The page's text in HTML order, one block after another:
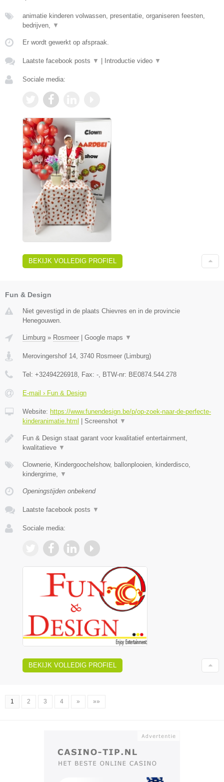
animatie kinderen volwassen, presentatie, organiseren feesten,
bedrijven,
▼
Er wordt gewerkt op afspraak.
Laatste facebook posts ▼ | Introductie video ▼
Sociale media:
BEKIJK VOLLEDIG PROFIEL
Fun & Design
Niet gevestigd in de plaats Chievres en in de provincie
Henegouwen.
Limburg » Rosmeer | Google maps ▼
Merovingershof 14 3740 Rosmeer (Limburg)
Tel: +32494226918 , Fax: - , BTW-nr: BE0874.544.278
E-mail › Fun & Design
Website: https://www.funendesign.be/p/op-zoek-naar-de-perfecte-
kinderanimatie.html | Screenshot ▼
Fun & Design staat garant voor kwalitatief entertainment,
kwalitatieve ▼
Clownerie, Kindergoochelshow, ballonplooien, kinderdisco,
kindergrime,
▼
Openingstijden onbekend
Laatste facebook posts ▼
Sociale media:
BEKIJK VOLLEDIG PROFIEL
1 2 3 4 » »»